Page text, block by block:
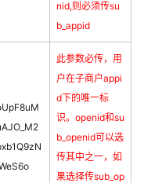
nid,则必须传su
b_appid
此参数必传，用
户在子商户appi
d下的唯一标
识。openid和su
b_openid可以选
传其中之一，如
果选择传sub_op